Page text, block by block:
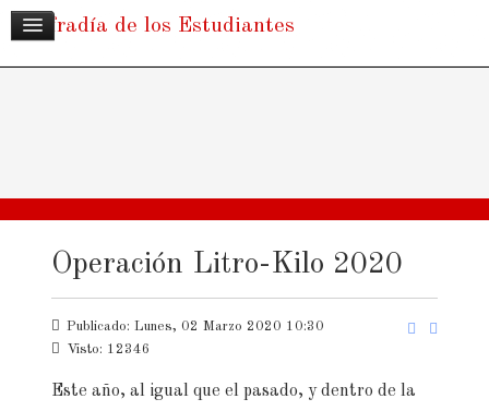
Cofradía de los Estudiantes
Operación Litro-Kilo 2020
Publicado: Lunes, 02 Marzo 2020 10:30
Visto: 12346
Este año, al igual que el pasado, y dentro de la